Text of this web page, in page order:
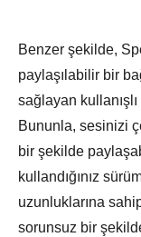
Benzer şekilde,
paylaşılabilir bir
sağlayan
Bununla, sesinizi
bir şekilde
kullandığınız
uzunluklarına
sorunsuz bir